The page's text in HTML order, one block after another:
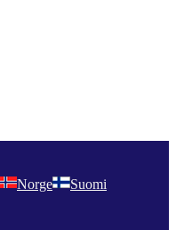
Norge Suomi